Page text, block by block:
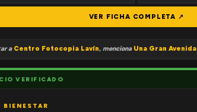
VER FICHA COMPLETA ↗
a Centro Fotocopia Lavín, menciona Una Gran Avenida
VERIFICADO
BIENESTAR